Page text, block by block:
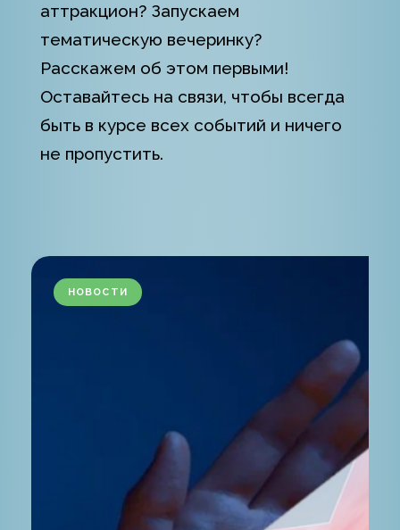
аттракцион? Запускаем
тематическую вечеринку?
Расскажем об этом первыми!
Оставайтесь на связи, чтобы всегда
быть в курсе всех событий и ничего
не пропустить.
НОВОСТИ